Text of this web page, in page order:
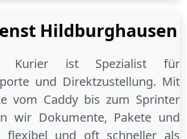
Hildburghausen
Kurier ist Spezialist für
und Direktzustellung. Mit
vom Caddy bis zum Sprinter
wir Dokumente, Pakete und
flexibel und oft schneller als